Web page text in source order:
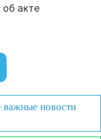
акте
важные новости